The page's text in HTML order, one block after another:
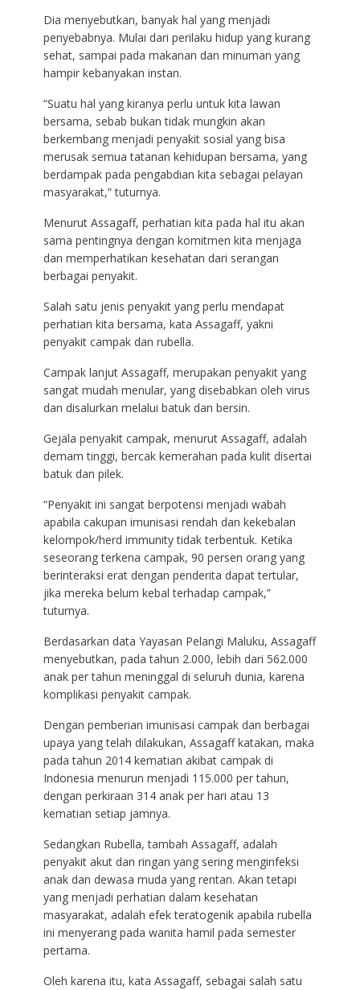
Dia menyebutkan, banyak hal yang menjadi
penyebabnya. Mulai dari perilaku hidup yang kurang
sehat, sampai pada makanan dan minuman yang
hampir kebanyakan instan.
“Suatu hal yang kiranya perlu untuk kita lawan
bersama, sebab bukan tidak mungkin akan
berkembang menjadi penyakit sosial yang bisa
merusak semua tatanan kehidupan bersama, yang
berdampak pada pengabdian kita sebagai pelayan
masyarakat,” tuturnya.
Menurut Assagaff, perhatian kita pada hal itu akan
sama pentingnya dengan komitmen kita menjaga
dan memperhatikan kesehatan dari serangan
berbagai penyakit.
Salah satu jenis penyakit yang perlu mendapat
perhatian kita bersama, kata Assagaff, yakni
penyakit campak dan rubella.
Campak lanjut Assagaff, merupakan penyakit yang
sangat mudah menular, yang disebabkan oleh virus
dan disalurkan melalui batuk dan bersin.
Gejala penyakit campak, menurut Assagaff, adalah
demam tinggi, bercak kemerahan pada kulit disertai
batuk dan pilek.
“Penyakit ini sangat berpotensi menjadi wabah
apabila cakupan imunisasi rendah dan kekebalan
kelompok/herd immunity tidak terbentuk. Ketika
seseorang terkena campak, 90 persen orang yang
berinteraksi erat dengan penderita dapat tertular,
jika mereka belum kebal terhadap campak,”
tuturnya.
Berdasarkan data Yayasan Pelangi Maluku, Assagaff
menyebutkan, pada tahun 2.000, lebih dari 562.000
anak per tahun meninggal di seluruh dunia, karena
komplikasi penyakit campak.
Dengan pemberian imunisasi campak dan berbagai
upaya yang telah dilakukan, Assagaff katakan, maka
pada tahun 2014 kematian akibat campak di
Indonesia menurun menjadi 115.000 per tahun,
dengan perkiraan 314 anak per hari atau 13
kematian setiap jamnya.
Sedangkan Rubella, tambah Assagaff, adalah
penyakit akut dan ringan yang sering menginfeksi
anak dan dewasa muda yang rentan. Akan tetapi
yang menjadi perhatian dalam kesehatan
masyarakat, adalah efek teratogenik apabila rubella
ini menyerang pada wanita hamil pada semester
pertama.
Oleh karena itu, kata Assagaff, sebagai salah satu